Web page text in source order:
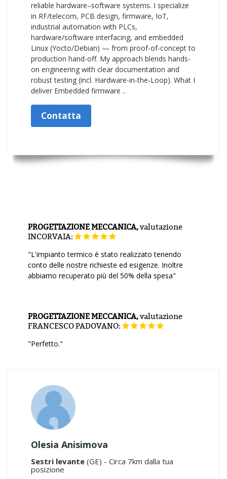
reliable hardware–software systems. I specialize
in RF/telecom, PCB design, firmware, IoT,
industrial automation with PLCs,
hardware/software interfacing, and embedded
Linux (Yocto/Debian) — from proof-of-concept to
production hand-off. My approach blends hands-
on engineering with clear documentation and
robust testing (incl. Hardware-in-the-Loop). What I
deliver Embedded firmware ..
Contatta
PROGETTAZIONE MECCANICA,valutazione
INCORVAIA:
"L'impianto termico è stato realizzato tenendo
conto delle nostre richieste ed esigenze. Inoltre
abbiamo recuperato più del 50% della spesa"
PROGETTAZIONE MECCANICA,valutazione
FRANCESCO PADOVANO:
"Perfetto."
Olesia Anisimova
Sestri levante (GE) - Circa 7km dalla tua
posizione